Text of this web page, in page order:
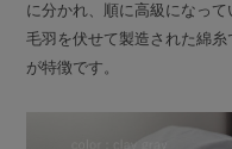
に分かれ、順に高級になっ
毛羽を伏せて製造された綿
が特徴です。